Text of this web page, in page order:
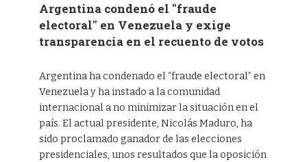
Argentina condenó el "fraude
electoral" en Venezuela y exige
transparencia en el recuento de votos
Argentina ha condenado el “fraude electoral” en
Venezuela y ha instado a la comunidad
internacional a no minimizar la situación en el
país. El actual presidente, Nicolás Maduro, ha
sido proclamado ganador de las elecciones
presidenciales, unos resultados que la oposición